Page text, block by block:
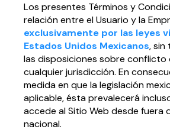
Los presentes Términos y
relación entre el Usuario y la
exclusivamente por las leyes
Estados Unidos Mexicanos, sin
las disposiciones sobre conflicto
cualquier jurisdicción. En
medida en que la legislación
aplicable, ésta prevalecerá
accede al Sitio Web desde fuera
nacional.